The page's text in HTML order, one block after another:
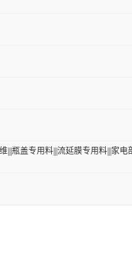
|||瓶盖专用料|||流延膜专用料|||家电